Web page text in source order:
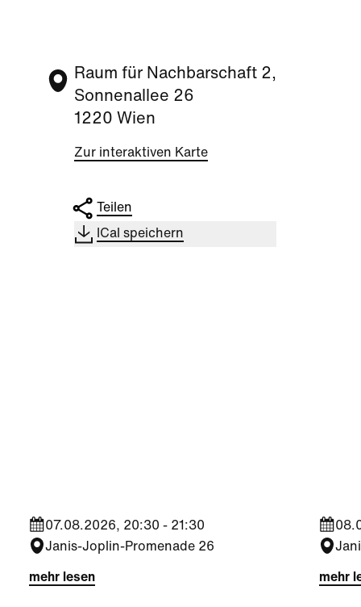
Raum für Nachbarschaft 2,
Sonnenallee 26
1220 Wien
Zur interaktiven Karte
Teilen
ICal speichern
07.08.2026, 20:30 - 21:30
Janis-Joplin-Promenade 26
mehr lesen mehr